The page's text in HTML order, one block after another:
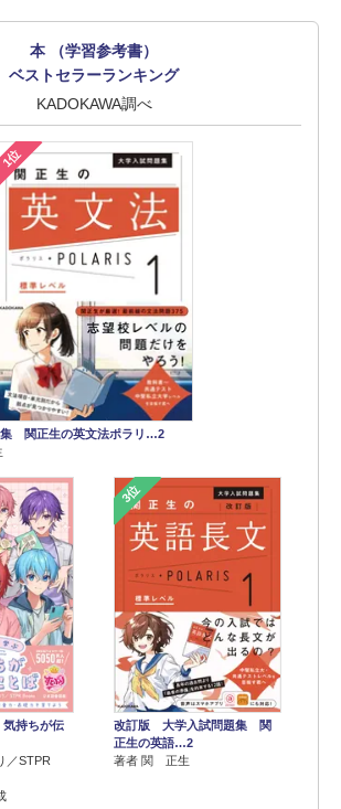
本 （学習参考書）
ベストセラーランキング
KADOKAWA調べ
1位
集 関正生の英文法ポラリ…2
持ちが伝
／STPR
3位
改訂版 大学入試問題集 関
正生の英語…2
著者 関 正生